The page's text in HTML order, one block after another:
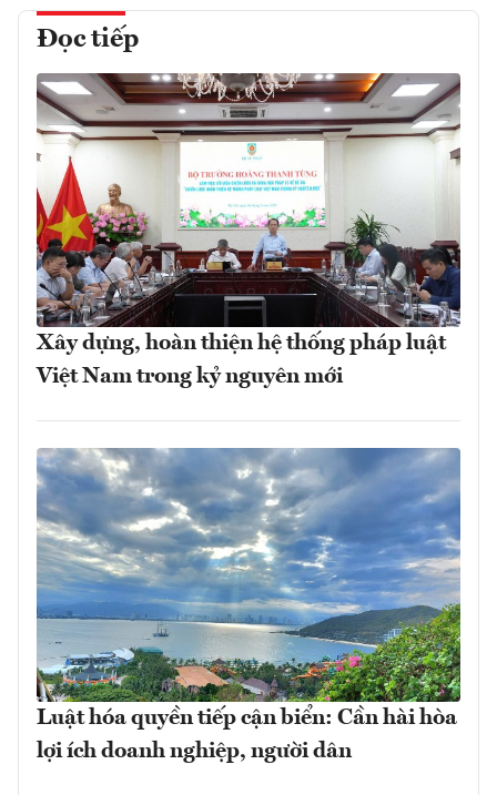
Đọc tiếp
Xây dựng, hoàn thiện hệ thống pháp luật
Việt Nam trong kỷ nguyên mới
Luật hóa quyền tiếp cận biển: Cần hài hòa
lợi ích doanh nghiệp, người dân